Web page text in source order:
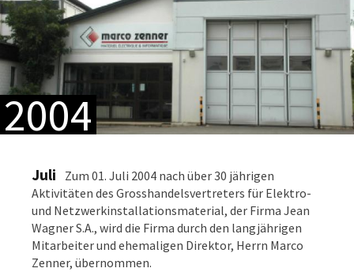
2004
Juli
Zum 01. Juli 2004 nach über 30 jährigen
Aktivitäten des Grosshandelsvertreters für Elektro-
und Netzwerkinstallationsmaterial, der Firma Jean
Wagner S.A., wird die Firma durch den langjährigen
Mitarbeiter und ehemaligen Direktor, Herrn Marco
Zenner, übernommen.